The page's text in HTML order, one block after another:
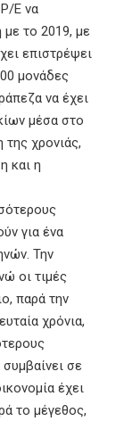
E να
με το 2019, με
επιστρέψει
μονάδες
να έχει
μέσα στο
της χρονιάς,
και η
για ένα
Την
οι τιμές
παρά την
χρόνια,
σε
έχει
το μέγεθος,